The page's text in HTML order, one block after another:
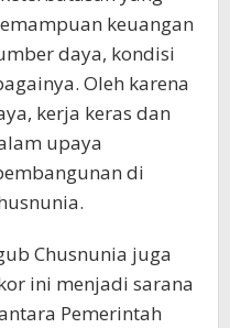
keuangan
daya, kondisi
Oleh karena
kerja keras dan
upaya
di
Chusnunia juga
ini menjadi sarana
Pemerintah